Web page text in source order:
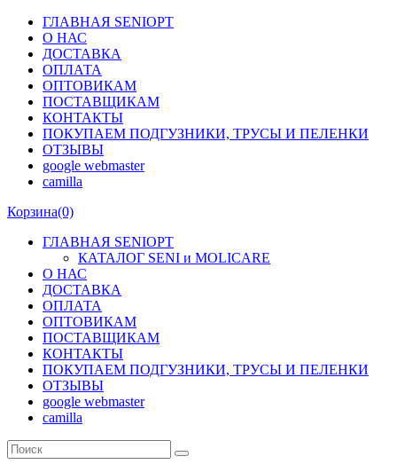
ГЛАВНАЯ SENIOPT
О НАС
ДОСТАВКА
ОПЛАТА
ОПТОВИКАМ
ПОСТАВЩИКАМ
КОНТАКТЫ
ПОКУПАЕМ ПОДГУЗНИКИ, ТРУСЫ И ПЕЛЕНКИ
ОТЗЫВЫ
google webmaster
camilla
Корзина(0)
ГЛАВНАЯ SENIOPT
КАТАЛОГ SENI и MOLICARE
О НАС
ДОСТАВКА
ОПЛАТА
ОПТОВИКАМ
ПОСТАВЩИКАМ
КОНТАКТЫ
ПОКУПАЕМ ПОДГУЗНИКИ, ТРУСЫ И ПЕЛЕНКИ
ОТЗЫВЫ
google webmaster
camilla